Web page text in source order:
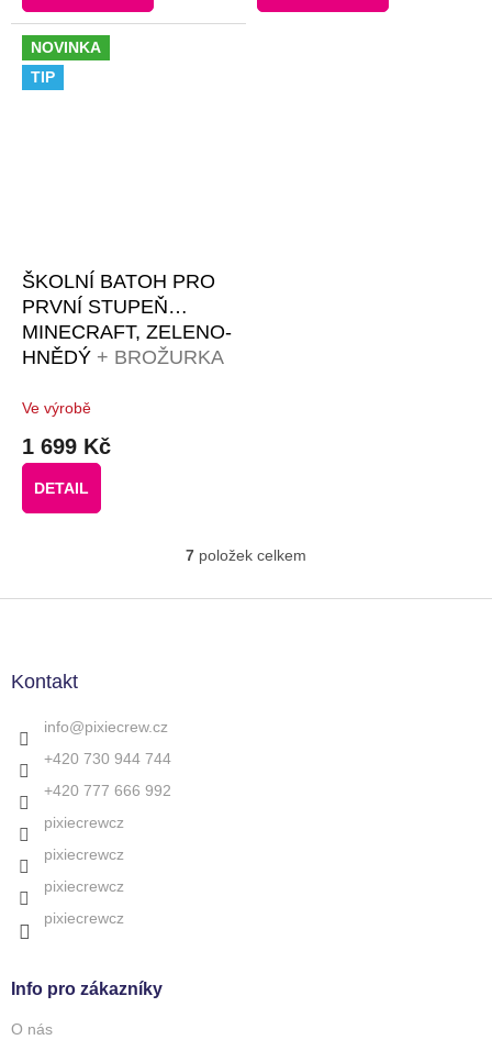
NOVINKA
TIP
ŠKOLNÍ BATOH PRO
PRVNÍ STUPEŇ
MINECRAFT, ZELENO-
HNĚDÝ + BROŽURKA
NÁPADŮ + 30 KS
ČERNÝCH PIXELŮ
Ve výrobě
1 699 Kč
DETAIL
O
l
7 položek celkem
Kontakt
info@pixiecrew.cz
+420 730 944 744
+420 777 666 992
pixiecrewcz
pixiecrewcz
pixiecrewcz
pixiecrewcz
Info pro zákazníky
O nás